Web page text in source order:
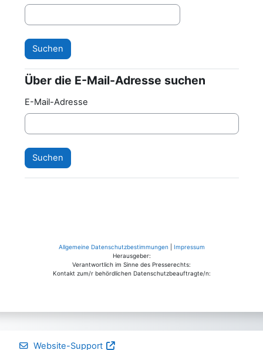
Über die E-Mail-Adresse suchen
Über die E-Mail-Adresse suchen
E-Mail-Adresse
Allgemeine Datenschutzbestimmungen
Impressum
Herausgeber:
Verantwortlich im Sinne des Presserechts:
Kontakt zum/r behördlichen Datenschutzbeauftragte/n:
Website-Support